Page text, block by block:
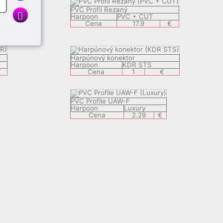
PVC Profil Rezaný
Harpoon
PVC + CUT
Cena
17.9 €
Harpúnový konektor
Harpoon
KDR STS
Cena
1 €
PVC Profile UAW-F
Harpoon
Luxury
Cena
2.29 €